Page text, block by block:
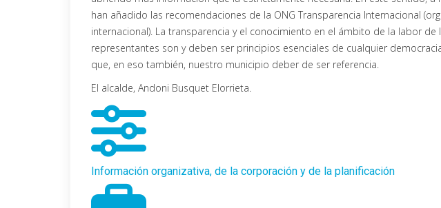
han añadido las recomendaciones de la ONG Transparencia Internacional
internacional). La transparencia y el conocimiento en el ámbito de la labor
representantes son y deben ser principios esenciales de cualquier
que, en eso también, nuestro municipio deber de ser referencia.
El alcalde, Andoni Busquet Elorrieta.
Información organizativa, de la corporación y de la planificación